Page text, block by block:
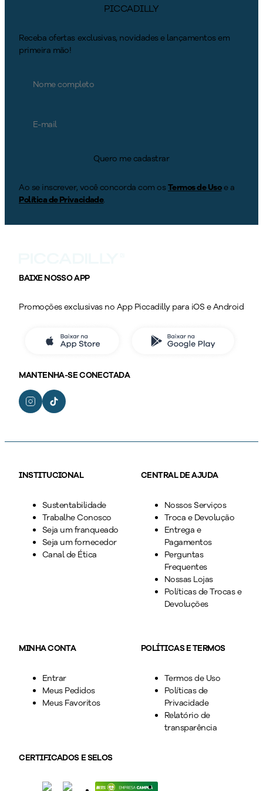
PICCADILLY
Receba ofertas exclusivas, novidades e lançamentos em
primeira mão!
Quero me cadastrar
Ao se inscrever, você concorda com osTermos de Usoe a
Política de Privacidade.
BAIXE NOSSO APP
Promoções exclusivas no App Piccadilly para iOS e Android
MANTENHA-SE CONECTADA
INSTITUCIONAL
Sustentabilidade
Trabalhe Conosco
Seja um franqueado
Seja um fornecedor
Canal de Ética
CENTRAL DE AJUDA
Nossos Serviços
Troca e Devolução
Entrega e
Pagamentos
Perguntas
Frequentes
Nossas Lojas
Políticas de Trocas e
Devoluções
MINHA CONTA
Entrar
Meus Pedidos
Meus Favoritos
POLÍTICAS E TERMOS
Termos de Uso
Políticas de
Privacidade
Relatório de
transparência
CERTIFICADOS E SELOS